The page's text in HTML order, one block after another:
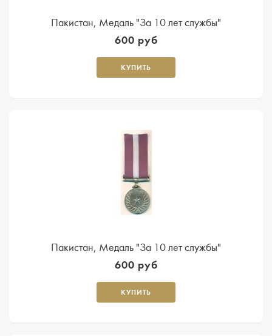
Пакистан, Медаль "За 10 лет службы"
600 руб
КУПИТЬ
Пакистан, Медаль "За 10 лет службы"
600 руб
КУПИТЬ